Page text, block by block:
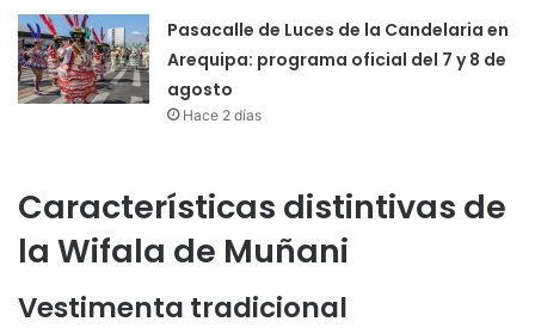
Pasacalle de Luces de la Candelaria en
Arequipa: programa oficial del 7 y 8 de
agosto
Hace 2 días
Características distintivas de
la Wifala de Muñani
Vestimenta tradicional